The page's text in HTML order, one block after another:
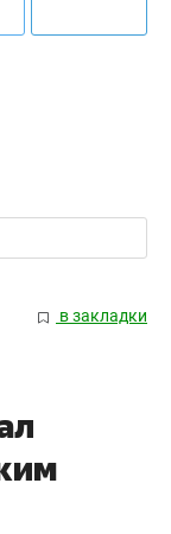
в закладки